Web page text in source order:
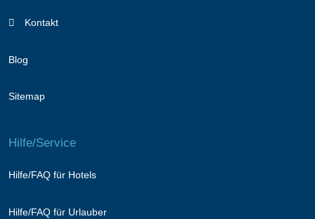
Kontakt
Blog
Sitemap
Hilfe/Service
Hilfe/FAQ für Hotels
Hilfe/FAQ für Urlauber